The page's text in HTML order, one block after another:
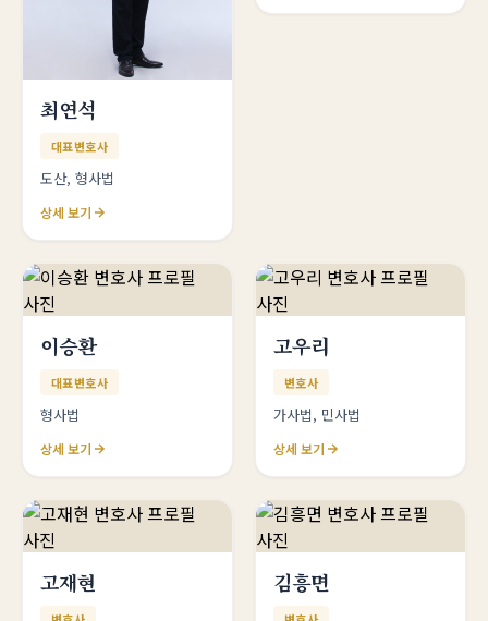
최연석
대표변호사
도산, 형사법
상세 보기
이승환
대표변호사
형사법
상세 보기
고우리
변호사
가사법, 민사법
상세 보기
고재현 김흥면